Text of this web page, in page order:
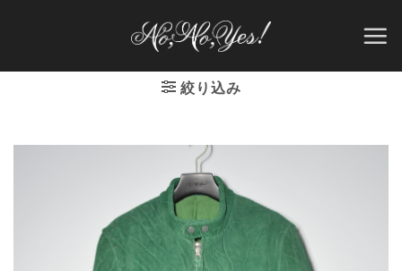
絞り込み